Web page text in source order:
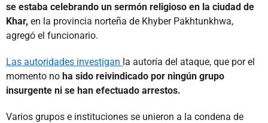
se estaba celebrando un sermón religioso en la ciudad de
Khar, en la provincia norteña de Khyber Pakhtunkhwa,
agregó el funcionario.
Las autoridades investigan la autoría del ataque, que por el
momento no ha sido reivindicado por ningún grupo
insurgente ni se han efectuado arrestos.
Varios grupos e instituciones se unieron a la condena de